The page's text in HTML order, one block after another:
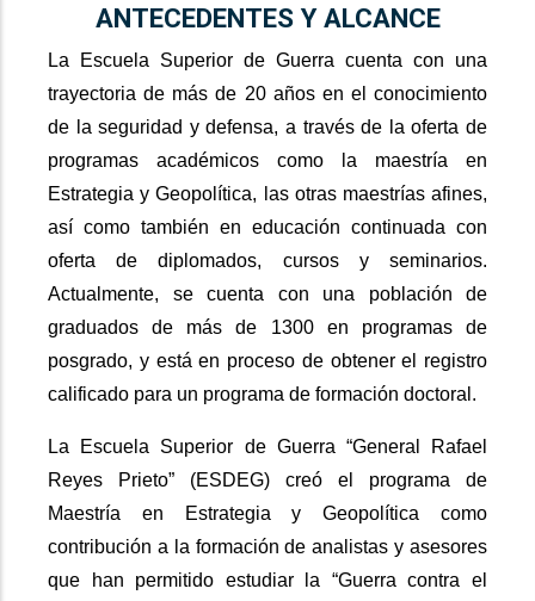
ANTECEDENTES Y ALCANCE
La Escuela Superior de Guerra cuenta con una
trayectoria de más de 20 años en el conocimiento
de la seguridad y defensa, a través de la oferta de
programas académicos como la maestría en
Estrategia y Geopolítica, las otras maestrías afines,
así como también en educación continuada con
oferta de diplomados, cursos y seminarios.
Actualmente, se cuenta con una población de
graduados de más de 1300 en programas de
posgrado, y está en proceso de obtener el registro
calificado para un programa de formación doctoral.
La Escuela Superior de Guerra “General Rafael
Reyes Prieto” (ESDEG) creó el programa de
Maestría en Estrategia y Geopolítica como
contribución a la formación de analistas y asesores
que han permitido estudiar la “Guerra contra el